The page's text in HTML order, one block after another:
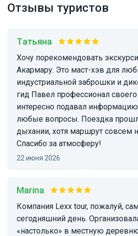
Отзывы туристов
Татьяна
Хочу порекомендовать экскурсию в Ткуарчал и
Акармару. Это маст-хэв для
индустриальной заброшки и
гид Павел профессионал
интересно подавал
любые вопросы. Поездка
дыхании, хотя маршрут совсем
Спасибо за атмосферу!
22 июня 2026
Marina
Компания Lexx tour, пожалуй, самая надёжная на
сегодняшний день.
«настолько» в местную